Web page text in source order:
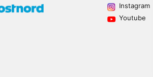
Instagram
Youtube